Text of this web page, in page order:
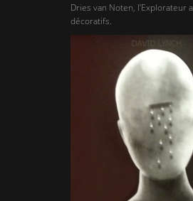
Dries van Noten, l’Explorateur
décoratifs.